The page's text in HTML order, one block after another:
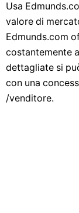
Usa
valore di
Edmunds.com
costantemente
dettagliate si
con una
/venditore.